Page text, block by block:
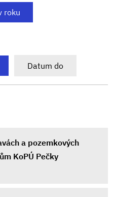
roku
Datum do
a pozemkových
KoPÚ Pečky